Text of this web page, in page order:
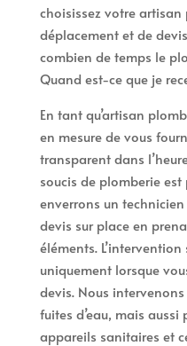
choisissez votre artisan
déplacement et de
combien de temps le
Quand est-ce que je
En tant qu’artisan
en mesure de vous
transparent dans
soucis de plomberie
enverrons un
devis sur place en
éléments.
uniquement lorsque
devis. Nous
fuites d’eau, mais
appareils sanitaires et